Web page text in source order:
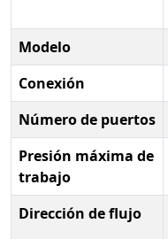
Modelo
Conexión
Número de puertos
Presión máxima de
trabajo
Dirección de flujo